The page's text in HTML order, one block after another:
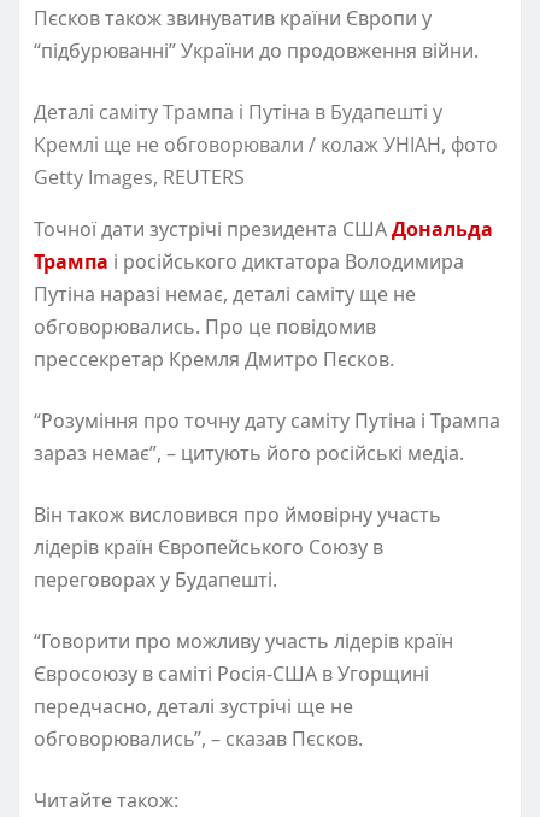
Пєсков також звинуватив країни Європи у
“підбурюванні” України до продовження війни.
Деталі саміту Трампа і Путіна в Будапешті у
Кремлі ще не обговорювали / колаж УНІАН, фото
Getty Images, REUTERS
Точної дати зустрічі президента СШАДональда
Трампа і російського диктатора Володимира
Путіна наразі немає, деталі саміту ще не
обговорювались. Про це повідомив
прессекретар Кремля Дмитро Пєсков.
“Розуміння про точну дату саміту Путіна і Трампа
зараз немає”, – цитують його російські медіа.
Він також висловився про ймовірну участь
лідерів країн Європейського Союзу в
переговорах у Будапешті.
“Говорити про можливу участь лідерів країн
Євросоюзу в саміті Росія-США в Угорщині
передчасно, деталі зустрічі ще не
обговорювались”, – сказав Пєсков.
Читайте також: